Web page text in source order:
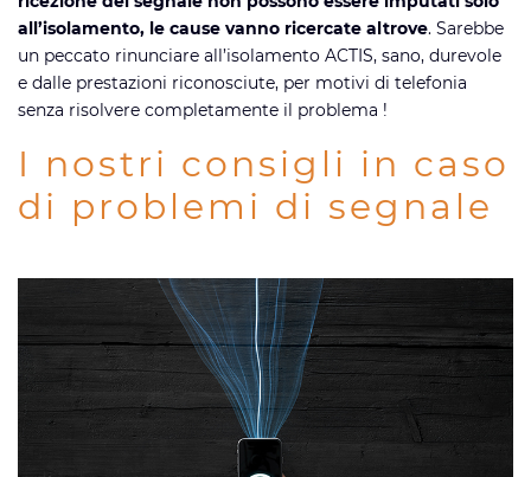
all’isolamento, le cause vanno ricercate altrove. Sarebbe
un peccato rinunciare all’isolamento ACTIS, sano, durevole
e dalle prestazioni riconosciute, per motivi di telefonia
senza risolvere completamente il problema !
I nostri consigli in caso
di problemi di segnale